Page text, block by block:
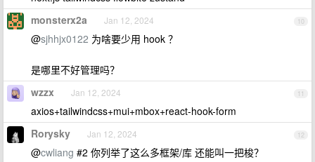
10
monsterx2a Jan 12, 2024
@sjhhjx0122 为啥要少用 hook ？
是哪里不好管理吗？
11
wzzx Jan 12, 2024
axios+tailwindcss+mui+mbox+react-hook-form
12
Rorysky Jan 12, 2024
@cwliang #2 你列举了这么多框架/库 还能叫一把梭？